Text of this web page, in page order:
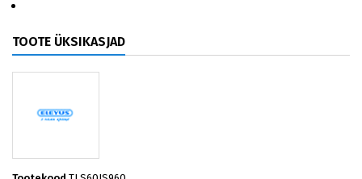
TOOTE ÜKSIKASJAD